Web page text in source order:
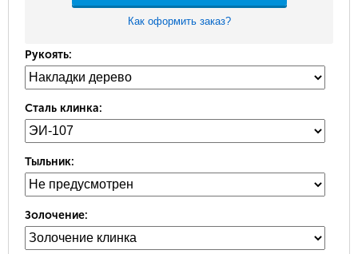
Как оформить заказ?
Рукоять:
Сталь клинка:
Тыльник:
Золочение: